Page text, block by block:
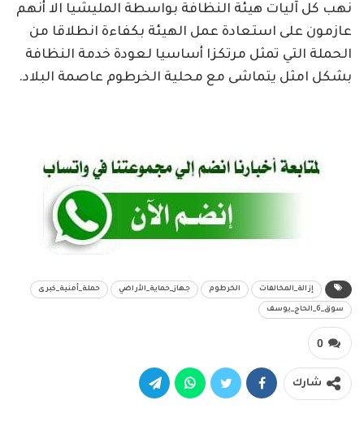
نهب كل آليات هيئة النظافة بواسطة المليشيا الا أنهم
عازمون على استعادة عمل الهيئة بكفاءة انطلاقا من
الحملة التي تمثل مرتكزا أساسيا لعودة خدمة النظافة
بشكل امثل يتماشى مع محلية الخرطوم عاصمة البلاد.
إزالة_المخالفات الخرطوم جهاز_حماية_الأراضي حملة_أمنية_كبرى
سوق_6_الحاج_يوسف
0
شارك